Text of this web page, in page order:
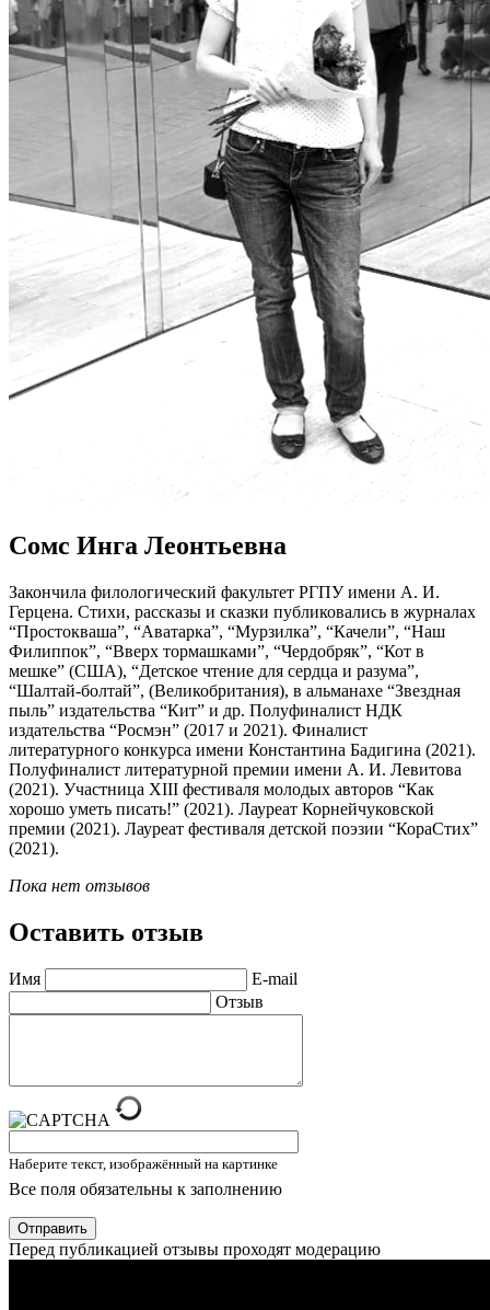
Сомс Инга Леонтьевна
Закончила филологический факультет РГПУ имени А. И.
Герцена. Стихи, рассказы и сказки публиковались в журналах
“Простокваша”, “Аватарка”, “Мурзилка”, “Качели”, “Наш
Филиппок”, “Вверх тормашками”, “Чердобряк”, “Кот в
мешке” (США), “Детское чтение для сердца и разума”,
“Шалтай-болтай”, (Великобритания), в альманахе “Звездная
пыль” издательства “Кит” и др. Полуфиналист НДК
издательства “Росмэн” (2017 и 2021). Финалист
литературного конкурса имени Константина Бадигина (2021).
Полуфиналист литературной премии имени А. И. Левитова
(2021). Участница XIII фестиваля молодых авторов “Как
хорошо уметь писать!” (2021). Лауреат Корнейчуковской
премии (2021). Лауреат фестиваля детской поэзии “КораСтих”
(2021).
Пока нет отзывов
Оставить отзыв
Имя
E-mail
Отзыв
Наберите текст, изображённый на картинке
Все поля обязательны к заполнению
Отправить
Перед публикацией отзывы проходят модерацию